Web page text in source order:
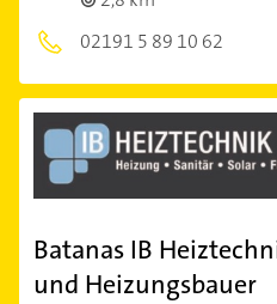
02191 5 89 10 62
Batanas IB
und Heizungsbauer